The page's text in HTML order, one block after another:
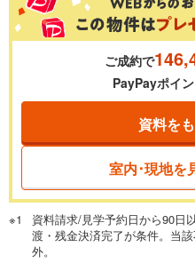
0.01%
一般的には最長35年まで借
が完済時の年齢は80歳まで
閉じる
頭金
ご成約で
PayPayポイ
資料を
室内･現地を
資料請求/見学予約日から90日
渡・残金決済完了が条件。当
外。